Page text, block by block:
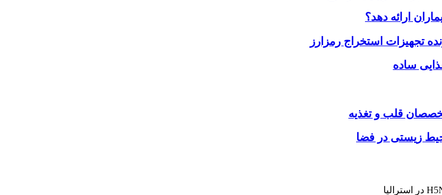
ارائه دهد؟
ساده
قلب و تغذیه
زیستی در فضا